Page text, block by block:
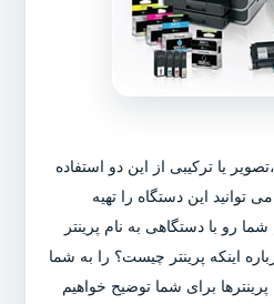
یا ترکیبی از این دو استفاده
توانید این دستگاه را تهیه
رو با دستگاهی به نام پرینتر
اینکه پرینتر چیست؟ را به شما
برای شما توضیح خواهیم